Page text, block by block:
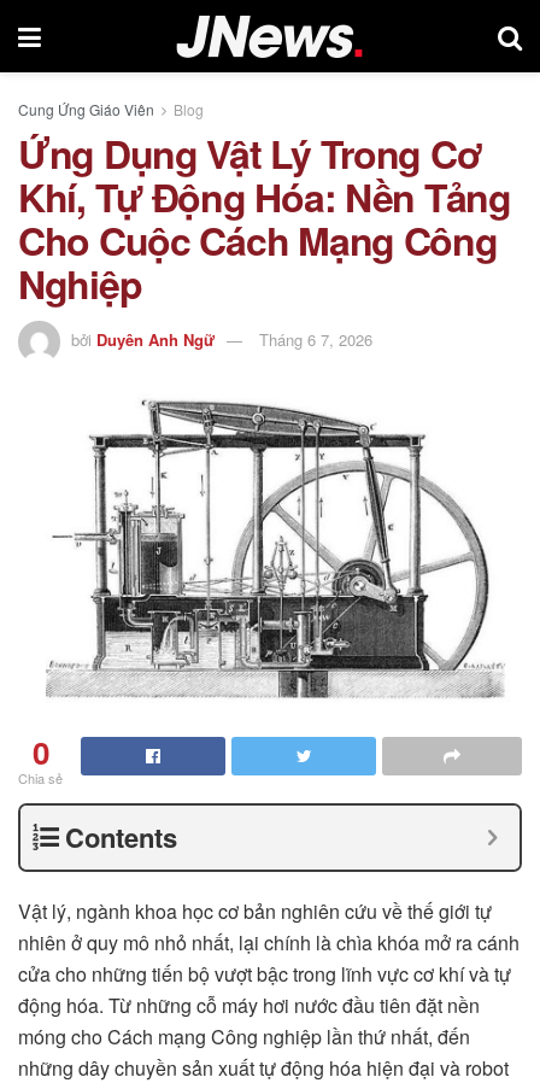
Cung Ứng Giáo Viên Blog
Ứng Dụng Vật Lý Trong Cơ
Khí, Tự Động Hóa: Nền Tảng
Cho Cuộc Cách Mạng Công
Nghiệp
bởi Duyên Anh Ngữ Tháng 6 7, 2026
0
Chia sẻ
Contents
Vật lý, ngành khoa học cơ bản nghiên cứu về thế giới tự
nhiên ở quy mô nhỏ nhất, lại chính là chìa khóa mở ra cánh
cửa cho những tiến bộ vượt bậc trong lĩnh vực cơ khí và tự
động hóa. Từ những cỗ máy hơi nước đầu tiên đặt nền
móng cho Cách mạng Công nghiệp lần thứ nhất, đến
những dây chuyền sản xuất tự động hóa hiện đại và robot